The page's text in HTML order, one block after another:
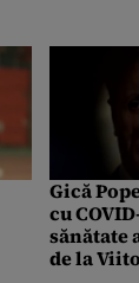
Gică
cu
sănătate
de la